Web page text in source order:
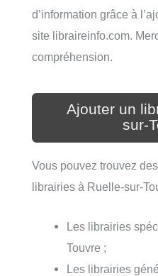
d’information grâce à
site libraireinfo.com.
compréhension.
Ajouter un
sur-
Vous pouvez trouvez
librairies à Ruelle-sur-
Les librairies
Touvre ;
Les librairies